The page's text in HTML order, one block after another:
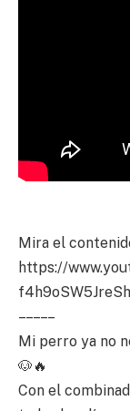
Mira el
https://
– – – – –
Mi perro ya no
🐶🔥
Con el